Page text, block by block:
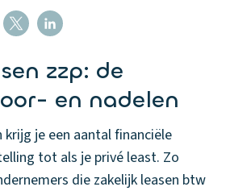
zzp: de
en nadelen
krijg je een aantal financiële
tot als je privé least. Zo
die zakelijk leasen btw